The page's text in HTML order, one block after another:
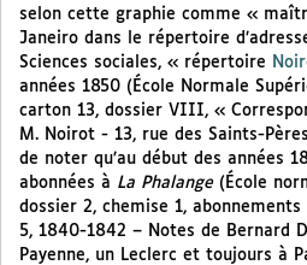
selon cette graphie comme «
Janeiro dans le répertoire
Sciences sociales, « répertoire
années 1850 (École Normale
carton 13, dossier VIII, «
M. Noirot - 13, rue des Saints-
de noter qu’au début des années
abonnées à La Phalange(École
dossier 2, chemise 1, abonnements
5, 1840-1842 – Notes de Bernard
Payenne, un Leclerc et toujours à